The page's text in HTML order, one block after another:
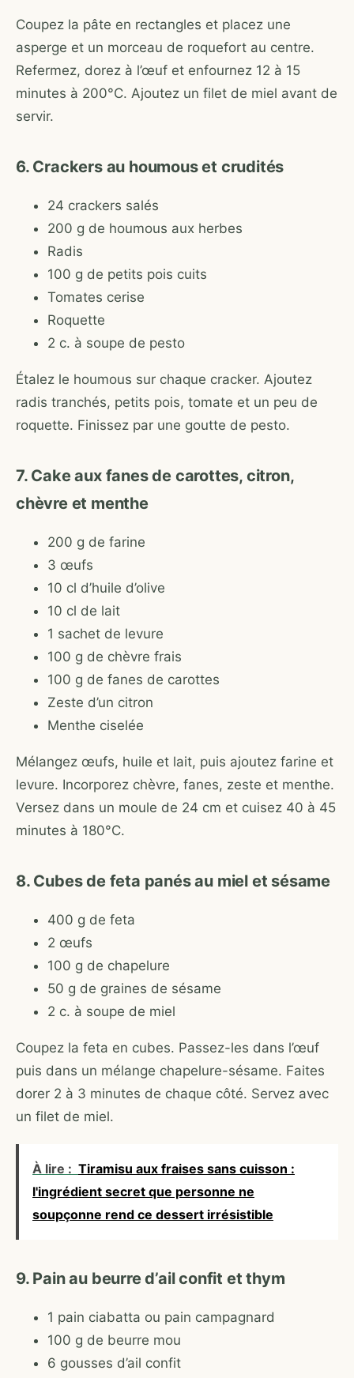
Coupez la pâte en rectangles et placez une
asperge et un morceau de roquefort au centre.
Refermez, dorez à l’œuf et enfournez 12 à 15
minutes à 200°C. Ajoutez un filet de miel avant de
servir.
6. Crackers au houmous et crudités
24 crackers salés
200 g de houmous aux herbes
Radis
100 g de petits pois cuits
Tomates cerise
Roquette
2 c. à soupe de pesto
Étalez le houmous sur chaque cracker. Ajoutez
radis tranchés, petits pois, tomate et un peu de
roquette. Finissez par une goutte de pesto.
7. Cake aux fanes de carottes, citron,
chèvre et menthe
200 g de farine
3 œufs
10 cl d’huile d’olive
10 cl de lait
1 sachet de levure
100 g de chèvre frais
100 g de fanes de carottes
Zeste d’un citron
Menthe ciselée
Mélangez œufs, huile et lait, puis ajoutez farine et
levure. Incorporez chèvre, fanes, zeste et menthe.
Versez dans un moule de 24 cm et cuisez 40 à 45
minutes à 180°C.
8. Cubes de feta panés au miel et sésame
400 g de feta
2 œufs
100 g de chapelure
50 g de graines de sésame
2 c. à soupe de miel
Coupez la feta en cubes. Passez-les dans l’œuf
puis dans un mélange chapelure-sésame. Faites
dorer 2 à 3 minutes de chaque côté. Servez avec
un filet de miel.
À lire : Tiramisu aux fraises sans cuisson :
l'ingrédient secret que personne ne
soupçonne rend ce dessert irrésistible
9. Pain au beurre d’ail confit et thym
1 pain ciabatta ou pain campagnard
100 g de beurre mou
6 gousses d’ail confit